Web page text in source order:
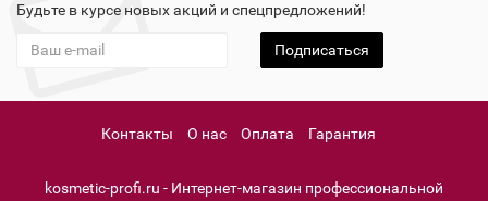
Будьте в курсе новых акций и спецпредложений!
Подписаться
Контакты О нас Оплата Гарантия
kosmetic-profi.ru - Интернет-магазин профессиональной